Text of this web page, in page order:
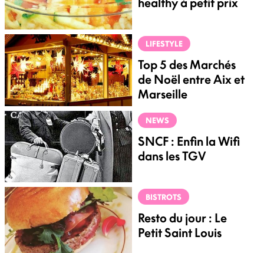
LIFESTYLE
Top 5 des Marchés
de Noël entre Aix et
Marseille
NEWS
SNCF : Enfin la Wifi
dans les TGV
BISTROTS
Resto du jour : Le
Petit Saint Louis